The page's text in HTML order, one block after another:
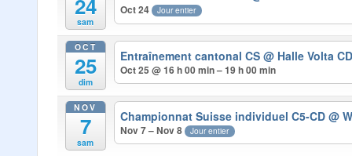
sam
Oct 24 Jour entier
OCT
25
dim
Entraînement cantonal CS@ Halle Volta
Oct 25 @ 16 h 00 min – 19 h 00 min
NOV
7
sam
Championnat Suisse individuel C5-CD@
Nov 7 – Nov 8 Jour entier